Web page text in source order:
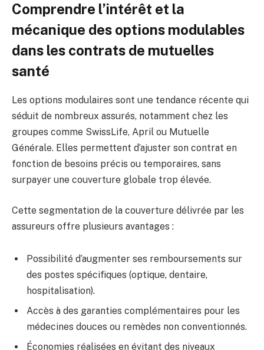
Comprendre l’intérêt et la
mécanique des options modulables
dans les contrats de mutuelles
santé
Les options modulaires sont une tendance récente qui
séduit de nombreux assurés, notamment chez les
groupes comme SwissLife, April ou Mutuelle
Générale. Elles permettent d’ajuster son contrat en
fonction de besoins précis ou temporaires, sans
surpayer une couverture globale trop élevée.
Cette segmentation de la couverture délivrée par les
assureurs offre plusieurs avantages :
Possibilité d’augmenter ses remboursements sur
des postes spécifiques (optique, dentaire,
hospitalisation).
Accès à des garanties complémentaires pour les
médecines douces ou remèdes non conventionnés.
Économies réalisées en évitant des niveaux